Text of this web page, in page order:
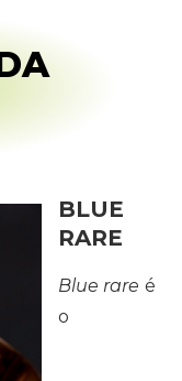
BLUE
RARE
Blue rare é
o